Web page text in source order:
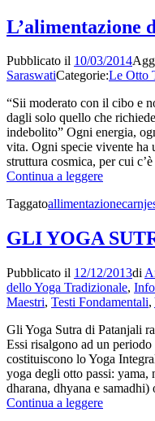
sul
Sé
Maharshi
–
versi
sul
L’alimentazione
Pubblicato il 10/03/2014
SaraswatiCategorie:Le Otto
“Sii moderato con il cibo e
dagli solo quello che
indebolito” Ogni energia,
vita. Ogni specie vivente ha
struttura cosmica, per cui
Continua a leggere
monaci
Taggatoallimentazionecarnje
GLI YOGA
Pubblicato il 12/12/2013di
dello Yoga Tradizionale,
Maestri, Testi Fondamentali,
Gli Yoga Sutra di Patanjali
Essi risalgono ad un
costituiscono lo Yoga
yoga degli otto passi: yama,
dharana, dhyana e
Continua a leggereGLI